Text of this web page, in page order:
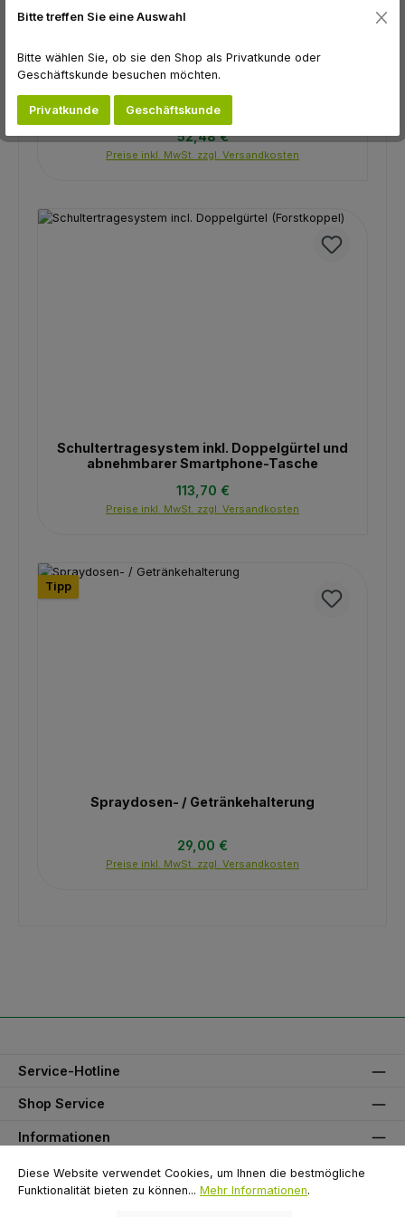
Kanisterhalterung
Regulärer Preis:
52,48 €
Preise inkl. MwSt. zzgl. Versandkosten
Schultertragesystem inkl. Doppelgürtel und
abnehmbarer Smartphone-Tasche
Regulärer Preis:
113,70 €
Preise inkl. MwSt. zzgl. Versandkosten
Tipp
Spraydosen- / Getränkehalterung
Regulärer Preis:
29,00 €
Preise inkl. MwSt. zzgl. Versandkosten
Service-Hotline
Shop Service
Informationen
Unser Partner
Diese Website verwendet Cookies, um Ihnen die bestmögliche
Funktionalität bieten zu können... Mehr Informationen.
Bitte treffen Sie eine Auswahl
Bitte wählen Sie, ob sie den Shop als Privatkunde oder
Geschäftskunde besuchen möchten.
Privatkunde Geschäftskunde